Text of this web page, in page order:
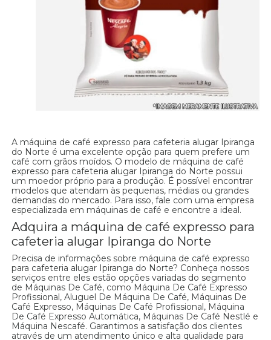
A máquina de café expresso para cafeteria alugar Ipiranga
do Norte é uma excelente opção para quem prefere um
café com grãos moídos. O modelo de máquina de café
expresso para cafeteria alugar Ipiranga do Norte possui
um moedor próprio para a produção. É possível encontrar
modelos que atendam às pequenas, médias ou grandes
demandas do mercado. Para isso, fale com uma empresa
especializada em máquinas de café e encontre a ideal.
Adquira a máquina de café expresso para
cafeteria alugar Ipiranga do Norte
Precisa de informações sobre máquina de café expresso
para cafeteria alugar Ipiranga do Norte? Conheça nossos
serviços entre eles estão opções variadas do segmento
de Máquinas De Café, como Máquina De Café Expresso
Profissional, Aluguel De Máquina De Café, Máquinas De
Café Expresso, Máquinas De Café Profissional, Máquina
De Café Expresso Automática, Máquinas De Café Nestlé e
Máquina Nescafé. Garantimos a satisfação dos clientes
através de um atendimento único e alta qualidade para